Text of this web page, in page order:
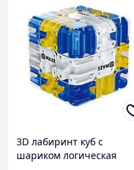
3D лабиринт куб с
шариком логическая